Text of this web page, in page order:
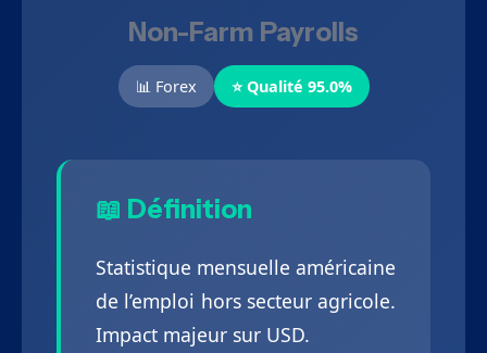
Non-Farm Payrolls
📊 Forex ⭐ Qualité 95.0%
📖 Définition
Statistique mensuelle américaine
de l’emploi hors secteur agricole.
Impact majeur sur USD.